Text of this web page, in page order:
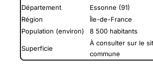
Département
Essonne (91)
Région
Île-de-France
Population (environ)
8 500 habitants
Superficie
À consulter sur le
commune